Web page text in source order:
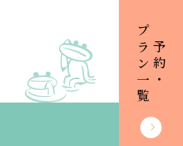
ご予約・
プラン一覧